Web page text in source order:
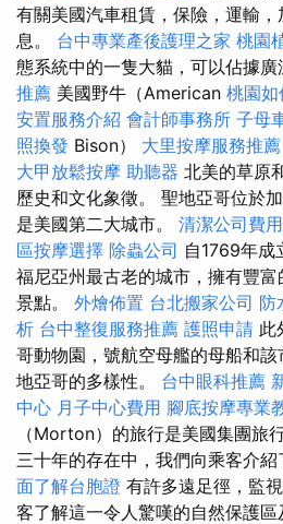
有關美國汽車租賃，保險，運輸
息。 台中專業產後護理之家 桃園
態系統中的一隻大貓，可以佔據廣
推薦 美國野牛（American 桃園如
安置服務介紹 會計師事務所 子母
照換發 Bison） 大里按摩服務推薦
大甲放鬆按摩 助聽器 北美的草原
歷史和文化象徵。 聖地亞哥位於
是美國第二大城市。 清潔公司費
區按摩選擇 除蟲公司 自1769年成
福尼亞州最古老的城市，擁有豐
景點。 外燴佈置 台北搬家公司 防
析 台中整復服務推薦 護照申請 此
哥動物園，號航空母艦的母船和
地亞哥的多樣性。 台中眼科推薦
中心 月子中心費用 腳底按摩專業
（Morton）的旅行是美國集團旅
三十年的存在中，我們向乘客介紹
面了解台胞證 有許多遠足徑，監
客了解這一令人驚嘆的自然保護區